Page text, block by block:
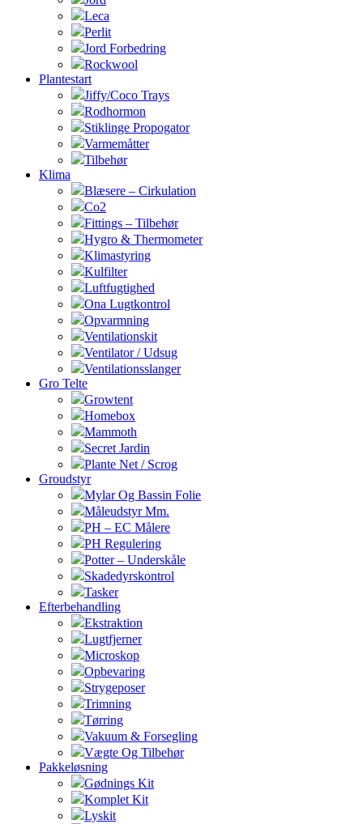
Leca
Perlit
Jord Forbedring
Rockwool
Plantestart
Jiffy/Coco Trays
Rodhormon
Stiklinge Propogator
Varmemåtter
Tilbehør
Klima
Blæsere – Cirkulation
Co2
Fittings – Tilbehør
Hygro & Thermometer
Klimastyring
Kulfilter
Luftfugtighed
Ona Lugtkontrol
Opvarmning
Ventilationskit
Ventilator / Udsug
Ventilationsslanger
Gro Telte
Growtent
Homebox
Mammoth
Secret Jardin
Plante Net / Scrog
Groudstyr
Mylar Og Bassin Folie
Måleudstyr Mm.
PH – EC Målere
PH Regulering
Potter – Underskåle
Skadedyrskontrol
Tasker
Efterbehandling
Ekstraktion
Lugtfjerner
Microskop
Opbevaring
Strygeposer
Trimning
Tørring
Vakuum & Forsegling
Vægte Og Tilbehør
Pakkeløsning
Gødnings Kit
Komplet Kit
Lyskit